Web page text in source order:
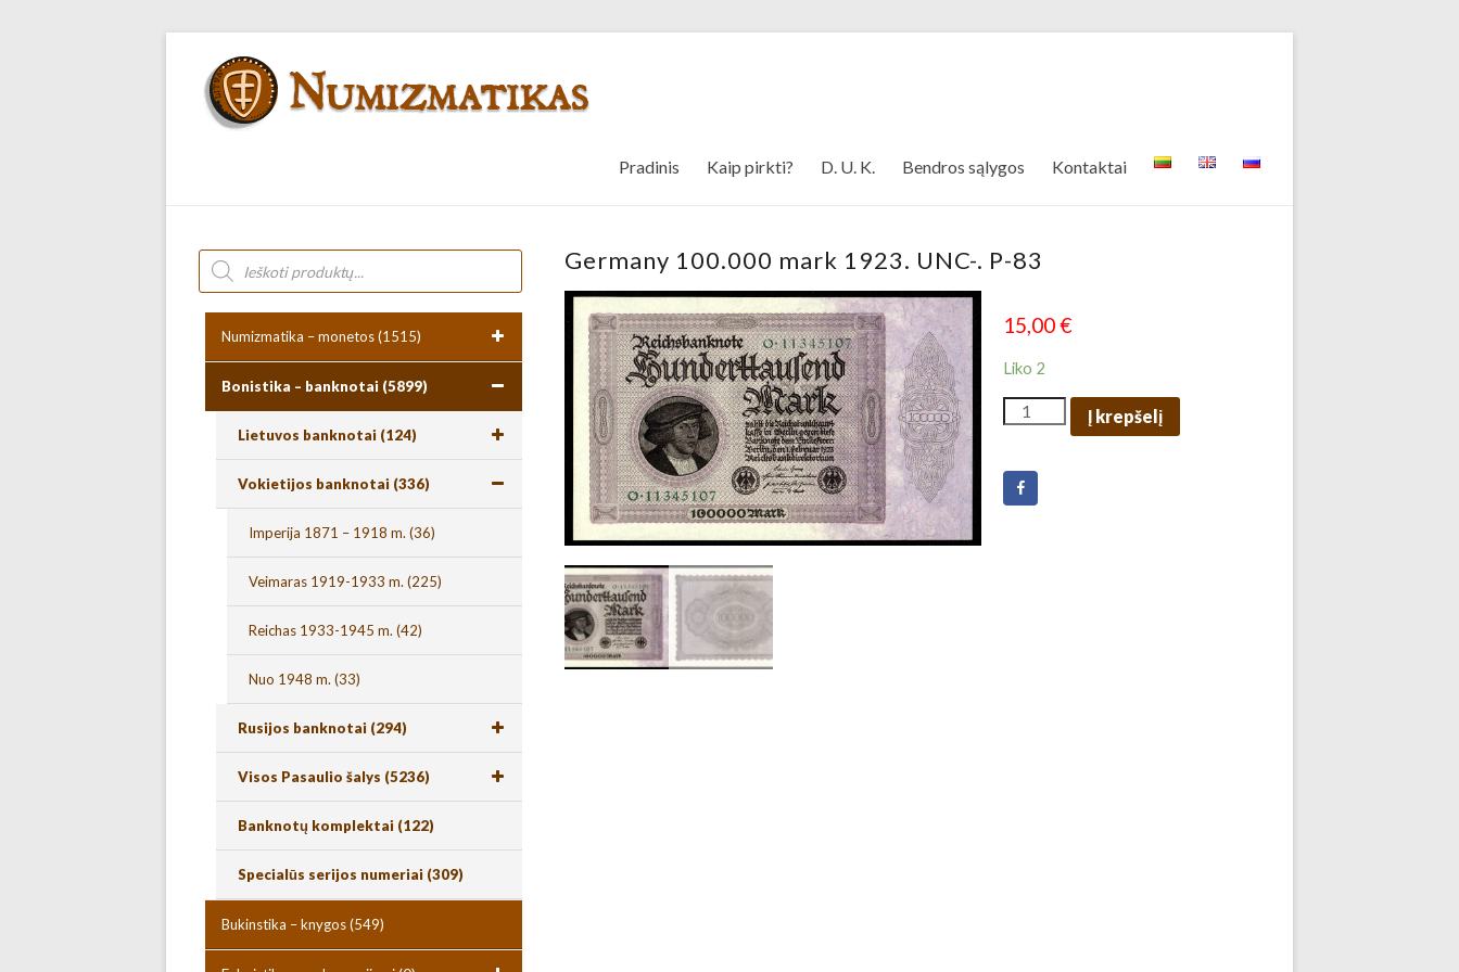
Pradinis Kaip pirkti? D. U. K. Bendros sąlygos Kontaktai
Germany 100.000 mark 1923. UNC-. P-83
15,00€
Liko 2
Į krepšelį
Numizmatika – monetos(1515)
Bonistika – banknotai (5899)
Lietuvos banknotai (124)
Vokietijos banknotai (336)
Imperija 1871 – 1918 m. (36)
Veimaras 1919-1933 m. (225)
Reichas 1933-1945 m. (42)
Nuo 1948 m. (33)
Rusijos banknotai (294)
Visos Pasaulio šalys (5236)
Banknotų komplektai (122)
Specialūs serijos numeriai (309)
Bukinstika – knygos(549)